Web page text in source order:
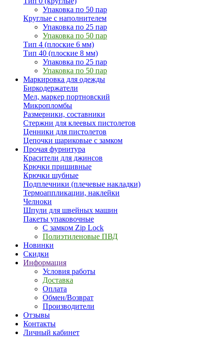
Упаковка по 50 пар
Круглые с наполнителем
Упаковка по 25 пар
Упаковка по 50 пар
Тип 4 (плоские 6 мм)
Тип 40 (плоские 8 мм)
Упаковка по 25 пар
Упаковка по 50 пар
Маркировка для одежды
Биркодержатели
Мел, маркер портновский
Микропломбы
Размерники, составники
Стержни для клеевых пистолетов
Ценники для пистолетов
Цепочки шариковые с замком
Прочая фурнитура
Красители для джинсов
Крючки пришивные
Крючки шубные
Подплечники (плечевые накладки)
Термоаппликации, наклейки
Челноки
Шпули для швейных машин
Пакеты упаковочные
С замком Zip Lock
Полиэтиленовые ПВД
Новинки
Скидки
Информация
Условия работы
Доставка
Оплата
Обмен/Возврат
Производители
Отзывы
Контакты
Личный кабинет